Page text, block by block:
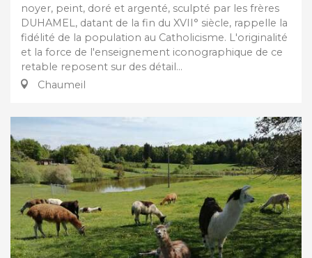
noyer, peint, doré et argenté, sculpté par les frères
DUHAMEL, datant de la fin du XVII° siècle, rappelle la
fidélité de la population au Catholicisme. L'originalité
et la force de l'enseignement iconographique de ce
retable reposent sur des détail...
Chaumeil